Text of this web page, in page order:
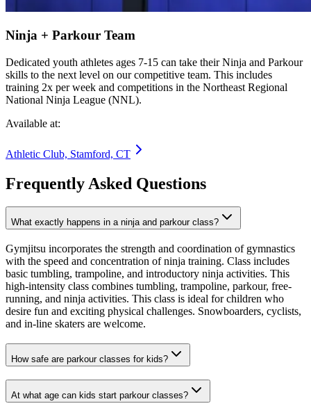
Ninja + Parkour Team​​​​‌ ‍ ​‍​‍‌‍ ‌ ​‍‌‍‍‌‌‍‌ ‌‍‍‌‌‍ ‍​‍​‍​ ‍‍​‍​‍‌ ​ ‌‍​‌‌‍ ‍‌‍‍‌‌ ‌​‌ ‍‌​‍ ‍‌‍‍‌‌‍ ​‍​‍​‍ ​​‍​‍‌‍‍​‌ ​‍‌‍‌‌‌‍‌‍​‍​‍​ ‍‍​‍​‍‌‍‍​‌ ‌​‌ ‌​‌ ​​‌ ​ ​ ‍‍​‍ ​‍ ‌‍​ ‌‍‍​‌‍‌‌‌‍ ​‌ ​ ‌‍‌‌‌‍​‌‌ ​​‌‍‍‌‌‍‌‌‌ ​‍‌ ​ ​‍ ‍‌ ​ ‌‍​‌‌‍ ‍‌‍‍‌‌ ‌​‌ ‍‌​‍ ‍‌ ​ ‌ ‌​‌ ‌‌‌‍‌​‌‍‍‌‌‍ ​‍ ‌‍‍‌‌‍ ‍‌ ‌​‌‍‌‌‌‍ ‍‌ ‌​​‍ ‌‍‌‌‌‍‌​‌‍‍‌‌ ‌​​‍ ‌‍ ‌‌‍ ‌‍‌​‌‍‌‌​ ‌‌ ​​‌ ​‍‌‍‌‌‌ ​ ‌‍‌‌‌‍ ‍‌ ‌​‌‍​‌‌ ‌​‌‍‍‌‌‍ ‌‍ ‍​ ‍ ‌‍‍‌‌‍‌​​ ‌‌‍‌‍‌‍‌‍​ ‌‍‌‍‌‌‌‍‌‍‌‍​‍​ ‌ ​ ‌ ​‍ ‌​ ​ ‌‍​‍​ ‌​​ ​​​‍ ‌​ ‌​‌‍​ ​ ‍‌‌‍​‍​‍ ‌‌‍​‍‌‍‌‌​ ‍​‌‍​‌​‍ ‌​ ‍‌​ ​‍‌‍‌​‌‍​‌​ ​ ​ ​ ‌‍‌‌‌‍​ ‌‍​‌​ ​ ​ ‌‌​ ​‍​ ‍ ‌ ‌​‌ ‍‌‌ ​​‌‍‌‌​ ‌‌ ​​‌‍​‌‌‍‌ ‌‍‌‌​ ‍ ‌ ​​‌‍​‌‌ ‌​‌‍‍​​ ‌‌ ​​‌‍​‌‌‍‌ ‌‍‌‌‌​​‍‌ ‌‌‌‍‍‌‌‍ ​‌‍‌​‌‍‌‌‌ ​‍​‍‌‌​ ‌‌‌​​‍‌‌ ‌‍‍ ‌‍‌‌‌ ‍‌​‍‌‌​ ​ ‌​‌​​‍‌‌​ ​ ‌​‌​​‍‌‌​ ​‍​ ​‍‌‍​ ‌‍‌‌​ ​‍‌‍‌‍‌‍​ ‌‍‌​‌‍​‍​ ​​​ ‍​‌‍​‌‌‍‌‌​ ‌ ​‍‌‌​ ​‍​ ​‍​‍‌‌​ ‌‌‌​‌​​‍ ‍‌‍​ ‌‍​‌‌ ​‍‌‍‌​‌ ​ ​‍‌‌​ ‌‌‌​​‍‌‌ ‌‍‍ ‌‍‌‌‌ ‍‌​‍‌‌​ ​ ‌​‌​​‍‌‌​ ​ ‌​‌​​‍‌‌​ ​‍​ ​‍‌‍‌​‌‍​ ​ ‌‌‌‍​‍​ ​​​ ​​​ ‌‌‌‍​‌​ ‌ ​ ​‍​ ​​​ ‍​​ ​‌​ ‌‍​ ‌ ‌‍​‍​ ‌ ​ ​‌‌‍‌​​ ​‍‌‍​‌‌‍​‌​ ‍‌​ ‍‌‌‍‌​​ ‌ ​ ‌​​ ​​​ ‌‍​ ​ ​ ​​​ ​​​‍‌‌​ ​‍​ ​‍​‍‌‌​ ‌‌‌​‌​​‍ ‍‌‍​ ‌‍​‌‌ ​‍‌‍‌​‌‌‌​‌‍‍‌‌ ‌​‌‍ ​‌‍‌‌​ ‌‍​‍‌‍​‌‌ ​ ‌‍‌‌‌‌‌‌‌ ​‍‌‍ ​​ ‌‌‍‍​‌ ‌​‌ ‌​‌ ​​‌ ​ ​‍‌‌​ ​ ‌​​‌​‍‌‌​ ​‍‌​‌‍​‍‌‌​ ​‍‌​‌‍‌‍​ ‌‍‍​‌‍‌‌‌‍ ​‌ ​ ‌‍‌‌‌‍​‌‌ ​​‌‍‍‌‌‍‌‌‌ ​‍‌ ​ ​‍ ‍‌ ​ ‌‍​‌‌‍ ‍‌‍‍‌‌ ‌​‌ ‍‌​‍ ‍‌ ​ ‌ ‌​‌ ‌‌‌‍‌​‌‍‍‌‌‍ ​‍‌‍‌‍‍‌‌‍‌​​ ‌‌‍‌‍‌‍‌‍​ ‌‍‌‍‌‌‌‍‌‍‌‍​‍​ ‌ ​ ‌ ​‍ ‌​ ​ ‌‍​‍​ ‌​​ ​​​‍ ‌​ ‌​‌‍​ ​ ‍‌‌‍​‍​‍ ‌‌‍​‍‌‍‌‌​ ‍​‌‍​‌​‍ ‌​ ‍‌​ ​‍‌‍‌​‌‍​‌​ ​ ​ ​ ‌‍‌‌‌‍​ ‌‍​‌​ ​ ​ ‌‌​ ​‍​‍‌‍‌ ‌​‌ ‍‌‌ ​​‌‍‌‌​ ‌‌ ​​‌‍​‌‌‍‌ ‌‍‌‌​‍‌‍‌ ​​‌‍​‌‌ ‌​‌‍‍​​ ‌‌ ​​‌‍​‌‌‍‌ ‌‍‌‌‌​​‍‌ ‌‌‌‍‍‌‌‍ ​‌‍‌​‌‍‌‌‌ ​‍​‍‌‌​ ‌‌‌​​‍‌‌ ‌‍‍ ‌‍‌‌‌ ‍‌​‍‌‌​ ​ ‌​‌​​‍‌‌​ ​ ‌​‌​​‍‌‌​ ​‍​ ​‍‌‍​ ‌‍‌‌​ ​‍‌‍‌‍‌‍​ ‌‍‌​‌‍​‍​ ​​​ ‍​‌‍​‌‌‍‌‌​ ‌ ​‍‌‌​ ​‍​ ​‍​‍‌‌​ ‌‌‌​‌​​‍ ‍‌‍​ ‌‍​‌‌ ​‍‌‍‌​‌ ​ ​‍‌‌​ ‌‌‌​​‍‌‌ ‌‍‍ ‌‍‌‌‌ ‍‌​‍‌‌​ ​ ‌​‌​​‍‌‌​ ​ ‌​‌​​‍‌‌​ ​‍​ ​‍‌‍‌​‌‍​ ​ ‌‌‌‍​‍​ ​​​ ​​​ ‌‌‌‍​‌​ ‌ ​ ​‍​ ​​​ ‍​​ ​‌​ ‌‍​ ‌ ‌‍​‍​ ‌ ​ ​‌‌‍‌​​ ​‍‌‍​‌‌‍​‌​ ‍‌​ ‍‌‌‍‌​​ ‌ ​ ‌​​ ​​​ ‌‍​ ​ ​ ​​​ ​​​‍‌‌​ ​‍​ ​‍​‍‌‌​ ‌‌‌​‌​​‍ ‍‌‍​ ‌‍​‌‌ ​‍‌‍‌​‌‌‌​‌‍‍‌‌ ‌​‌‍ ​‌‍‌‌​‍‌‍‌ ​​‌‍‌‌‌ ​‍‌ ​ ‌ ​​‌‍‌‌‌‍​ ‌ ‌​‌‍‍‌‌ ‌‍‌‍‌‌​ ‌‌ ​​‌ ‌‌‌‍​‍‌‍ ​‌‍‍‌‌ ​ ‌‍‍​‌‍‌‌‌‍‌​​‍​‍‌ ‌
Dedicated youth athletes ages 7-15 can take their Ninja and Parkour
skills to the next level on our competitive team. This includes
training 2x per week and competitions in the Northeast Regional
National Ninja League (NNL).​​​​‌ ‍ ​‍​‍‌‍ ‌ ​‍‌‍‍‌‌‍‌ ‌‍‍‌‌‍ ‍​‍​‍​ ‍‍​‍​‍‌ ​ ‌‍​‌‌‍ ‍‌‍‍‌‌ ‌​‌ ‍‌​‍ ‍‌‍‍‌‌‍ ​‍​‍​‍ ​​‍​‍‌‍‍​‌ ​‍‌‍‌‌‌‍‌‍​‍​‍​ ‍‍​‍​‍‌‍‍​‌ ‌​‌ ‌​‌ ​​‌ ​ ​ ‍‍​‍ ​‍ ‌‍​ ‌‍‍​‌‍‌‌‌‍ ​‌ ​ ‌‍‌‌‌‍​‌‌ ​​‌‍‍‌‌‍‌‌‌ ​‍‌ ​ ​‍ ‍‌ ​ ‌‍​‌‌‍ ‍‌‍‍‌‌ ‌​‌ ‍‌​‍ ‍‌ ​ ‌ ‌​‌ ‌‌‌‍‌​‌‍‍‌‌‍ ​‍ ‌‍‍‌‌‍ ‍‌ ‌​‌‍‌‌‌‍ ‍‌ ‌​​‍ ‌‍‌‌‌‍‌​‌‍‍‌‌ ‌​​‍ ‌‍ ‌‌‍ ‌‍‌​‌‍‌‌​ ‌‌ ​​‌ ​‍‌‍‌‌‌ ​ ‌‍‌‌‌‍ ‍‌ ‌​‌‍​‌‌ ‌​‌‍‍‌‌‍ ‌‍ ‍​ ‍ ‌‍‍‌‌‍‌​​ ‌‌‍‌‍‌‍‌‍​ ‌‍‌‍‌‌‌‍‌‍‌‍​‍​ ‌ ​ ‌ ​‍ ‌​ ​ ‌‍​‍​ ‌​​ ​​​‍ ‌​ ‌​‌‍​ ​ ‍‌‌‍​‍​‍ ‌‌‍​‍‌‍‌‌​ ‍​‌‍​‌​‍ ‌​ ‍‌​ ​‍‌‍‌​‌‍​‌​ ​ ​ ​ ‌‍‌‌‌‍​ ‌‍​‌​ ​ ​ ‌‌​ ​‍​ ‍ ‌ ‌​‌ ‍‌‌ ​​‌‍‌‌​ ‌‌ ​​‌‍​‌‌‍‌ ‌‍‌‌​ ‍ ‌ ​​‌‍​‌‌ ‌​‌‍‍​​ ‌‌ ​​‌‍​‌‌‍‌ ‌‍‌‌‌​​‍‌ ‌‌‌‍‍‌‌‍ ​‌‍‌​‌‍‌‌‌ ​‍​‍‌‌​ ‌‌‌​​‍‌‌ ‌‍‍ ‌‍‌‌‌ ‍‌​‍‌‌​ ​ ‌​‌​​‍‌‌​ ​ ‌​‌​​‍‌‌​ ​‍​ ​‍‌‍​ ‌‍‌‌​ ​‍‌‍‌‍‌‍​ ‌‍‌​‌‍​‍​ ​​​ ‍​‌‍​‌‌‍‌‌​ ‌ ​‍‌‌​ ​‍​ ​‍​‍‌‌​ ‌‌‌​‌​​‍ ‍‌‍​ ‌‍​‌‌ ​‍‌‍‌​‌ ​ ​‍‌‌​ ‌‌‌​​‍‌‌ ‌‍‍ ‌‍‌‌‌ ‍‌​‍‌‌​ ​ ‌​‌​​‍‌‌​ ​ ‌​‌​​‍‌‌​ ​‍​ ​‍‌‍‌​‌‍​ ​ ‌‌‌‍​‍​ ​​​ ​​​ ‌‌‌‍​‌​ ‌ ​ ​‍​ ​​​ ‍​​ ​‌​ ‌‍​ ‌ ‌‍​‍​ ‌ ​ ​‌‌‍‌​​ ​‍‌‍​‌‌‍​‌​ ‍‌​ ‍‌‌‍‌​​ ‌ ​ ‌​​ ​​​ ‌‍​ ​ ​ ​​​ ​​​‍‌‌​ ​‍​ ​‍​‍‌‌​ ‌‌‌​‌​​‍ ‍‌‍​ ‌‍​‌‌ ​‍‌‍‌​‌​‌​‌‍‌‌‌ ​ ‌‍​ ‌ ​‍‌‍‍‌‌ ​​‌ ‌​‌‍‍‌‌‍ ‌‍ ‍​ ‌‍​‍‌‍​‌‌ ​ ‌‍‌‌‌‌‌‌‌ ​‍‌‍ ​​ ‌‌‍‍​‌ ‌​‌ ‌​‌ ​​‌ ​ ​‍‌‌​ ​ ‌​​‌​‍‌‌​ ​‍‌​‌‍​‍‌‌​ ​‍‌​‌‍‌‍​ ‌‍‍​‌‍‌‌‌‍ ​‌ ​ ‌‍‌‌‌‍​‌‌ ​​‌‍‍‌‌‍‌‌‌ ​‍‌ ​ ​‍ ‍‌ ​ ‌‍​‌‌‍ ‍‌‍‍‌‌ ‌​‌ ‍‌​‍ ‍‌ ​ ‌ ‌​‌ ‌‌‌‍‌​‌‍‍‌‌‍ ​‍‌‍‌‍‍‌‌‍‌​​ ‌‌‍‌‍‌‍‌‍​ ‌‍‌‍‌‌‌‍‌‍‌‍​‍​ ‌ ​ ‌ ​‍ ‌​ ​ ‌‍​‍​ ‌​​ ​​​‍ ‌​ ‌​‌‍​ ​ ‍‌‌‍​‍​‍ ‌‌‍​‍‌‍‌‌​ ‍​‌‍​‌​‍ ‌​ ‍‌​ ​‍‌‍‌​‌‍​‌​ ​ ​ ​ ‌‍‌‌‌‍​ ‌‍​‌​ ​ ​ ‌‌​ ​‍​‍‌‍‌ ‌​‌ ‍‌‌ ​​‌‍‌‌​ ‌‌ ​​‌‍​‌‌‍‌ ‌‍‌‌​‍‌‍‌ ​​‌‍​‌‌ ‌​‌‍‍​​ ‌‌ ​​‌‍​‌‌‍‌ ‌‍‌‌‌​​‍‌ ‌‌‌‍‍‌‌‍ ​‌‍‌​‌‍‌‌‌ ​‍​‍‌‌​ ‌‌‌​​‍‌‌ ‌‍‍ ‌‍‌‌‌ ‍‌​‍‌‌​ ​ ‌​‌​​‍‌‌​ ​ ‌​‌​​‍‌‌​ ​‍​ ​‍‌‍​ ‌‍‌‌​ ​‍‌‍‌‍‌‍​ ‌‍‌​‌‍​‍​ ​​​ ‍​‌‍​‌‌‍‌‌​ ‌ ​‍‌‌​ ​‍​ ​‍​‍‌‌​ ‌‌‌​‌​​‍ ‍‌‍​ ‌‍​‌‌ ​‍‌‍‌​‌ ​ ​‍‌‌​ ‌‌‌​​‍‌‌ ‌‍‍ ‌‍‌‌‌ ‍‌​‍‌‌​ ​ ‌​‌​​‍‌‌​ ​ ‌​‌​​‍‌‌​ ​‍​ ​‍‌‍‌​‌‍​ ​ ‌‌‌‍​‍​ ​​​ ​​​ ‌‌‌‍​‌​ ‌ ​ ​‍​ ​​​ ‍​​ ​‌​ ‌‍​ ‌ ‌‍​‍​ ‌ ​ ​‌‌‍‌​​ ​‍‌‍​‌‌‍​‌​ ‍‌​ ‍‌‌‍‌​​ ‌ ​ ‌​​ ​​​ ‌‍​ ​ ​ ​​​ ​​​‍‌‌​ ​‍​ ​‍​‍‌‌​ ‌‌‌​‌​​‍ ‍‌‍​ ‌‍​‌‌ ​‍‌‍‌​‌​‌​‌‍‌‌‌ ​ ‌‍​ ‌ ​‍‌‍‍‌‌ ​​‌ ‌​‌‍‍‌‌‍ ‌‍ ‍​‍‌‍‌ ​​‌‍‌‌‌ ​‍‌ ​ ‌ ​​‌‍‌‌‌‍​ ‌ ‌​‌‍‍‌‌ ‌‍‌‍‌‌​ ‌‌ ​​‌ ‌‌‌‍​‍‌‍ ​‌‍‍‌‌ ​ ‌‍‍​‌‍‌‌‌‍‌​​‍​‍‌ ‌
Available at:​​​​‌ ‍ ​‍​‍‌‍ ‌ ​‍‌‍‍‌‌‍‌ ‌‍‍‌‌‍ ‍​‍​‍​ ‍‍​‍​‍‌ ​ ‌‍​‌‌‍ ‍‌‍‍‌‌ ‌​‌ ‍‌​‍ ‍‌‍‍‌‌‍ ​‍​‍​‍ ​​‍​‍‌‍‍​‌ ​‍‌‍‌‌‌‍‌‍​‍​‍​ ‍‍​‍​‍‌‍‍​‌ ‌​‌ ‌​‌ ​​‌ ​ ​ ‍‍​‍ ​‍ ‌‍​ ‌‍‍​‌‍‌‌‌‍ ​‌ ​ ‌‍‌‌‌‍​‌‌ ​​‌‍‍‌‌‍‌‌‌ ​‍‌ ​ ​‍ ‍‌ ​ ‌‍​‌‌‍ ‍‌‍‍‌‌ ‌​‌ ‍‌​‍ ‍‌ ​ ‌ ‌​‌ ‌‌‌‍‌​‌‍‍‌‌‍ ​‍ ‌‍‍‌‌‍ ‍‌ ‌​‌‍‌‌‌‍ ‍‌ ‌​​‍ ‌‍‌‌‌‍‌​‌‍‍‌‌ ‌​​‍ ‌‍ ‌‌‍ ‌‍‌​‌‍‌‌​ ‌‌ ​​‌ ​‍‌‍‌‌‌ ​ ‌‍‌‌‌‍ ‍‌ ‌​‌‍​‌‌ ‌​‌‍‍‌‌‍ ‌‍ ‍​ ‍ ‌‍‍‌‌‍‌​​ ‌‌‍‌‍‌‍‌‍​ ‌‍‌‍‌‌‌‍‌‍‌‍​‍​ ‌ ​ ‌ ​‍ ‌​ ​ ‌‍​‍​ ‌​​ ​​​‍ ‌​ ‌​‌‍​ ​ ‍‌‌‍​‍​‍ ‌‌‍​‍‌‍‌‌​ ‍​‌‍​‌​‍ ‌​ ‍‌​ ​‍‌‍‌​‌‍​‌​ ​ ​ ​ ‌‍‌‌‌‍​ ‌‍​‌​ ​ ​ ‌‌​ ​‍​ ‍ ‌ ‌​‌ ‍‌‌ ​​‌‍‌‌​ ‌‌ ​​‌‍​‌‌‍‌ ‌‍‌‌​ ‍ ‌ ​​‌‍​‌‌ ‌​‌‍‍​​ ‌‌ ​​‌‍​‌‌‍‌ ‌‍‌‌‌​​‍‌ ‌‌‌‍‍‌‌‍ ​‌‍‌​‌‍‌‌‌ ​‍​‍‌‌​ ‌‌‌​​‍‌‌ ‌‍‍ ‌‍‌‌‌ ‍‌​‍‌‌​ ​ ‌​‌​​‍‌‌​ ​ ‌​‌​​‍‌‌​ ​‍​ ​‍‌‍​ ‌‍‌‌​ ​‍‌‍‌‍‌‍​ ‌‍‌​‌‍​‍​ ​​​ ‍​‌‍​‌‌‍‌‌​ ‌ ​‍‌‌​ ​‍​ ​‍​‍‌‌​ ‌‌‌​‌​​‍ ‍‌‍​ ‌‍​‌‌ ​‍‌‍‌​‌ ​ ​‍‌‌​ ‌‌‌​​‍‌‌ ‌‍‍ ‌‍‌‌‌ ‍‌​‍‌‌​ ​ ‌​‌​​‍‌‌​ ​ ‌​‌​​‍‌‌​ ​‍​ ​‍‌‍‌​‌‍​ ​ ‌‌‌‍​‍​ ​​​ ​​​ ‌‌‌‍​‌​ ‌ ​ ​‍​ ​​​ ‍​​ ​‌​ ‌‍​ ‌ ‌‍​‍​ ‌ ​ ​‌‌‍‌​​ ​‍‌‍​‌‌‍​‌​ ‍‌​ ‍‌‌‍‌​​ ‌ ​ ‌​​ ​​​ ‌‍​ ​ ​ ​​​ ​​​‍‌‌​ ​‍​ ​‍​‍‌‌​ ‌‌‌​‌​​‍ ‍‌ ​ ‌ ‌‌‌‍​‍‌ ‌​‌‍‍‌‌ ‌​‌‍ ​‌‍‌‌​ ‌‍​‍‌‍​‌‌ ​ ‌‍‌‌‌‌‌‌‌ ​‍‌‍ ​​ ‌‌‍‍​‌ ‌​‌ ‌​‌ ​​‌ ​ ​‍‌‌​ ​ ‌​​‌​‍‌‌​ ​‍‌​‌‍​‍‌‌​ ​‍‌​‌‍‌‍​ ‌‍‍​‌‍‌‌‌‍ ​‌ ​ ‌‍‌‌‌‍​‌‌ ​​‌‍‍‌‌‍‌‌‌ ​‍‌ ​ ​‍ ‍‌ ​ ‌‍​‌‌‍ ‍‌‍‍‌‌ ‌​‌ ‍‌​‍ ‍‌ ​ ‌ ‌​‌ ‌‌‌‍‌​‌‍‍‌‌‍ ​‍‌‍‌‍‍‌‌‍‌​​ ‌‌‍‌‍‌‍‌‍​ ‌‍‌‍‌‌‌‍‌‍‌‍​‍​ ‌ ​ ‌ ​‍ ‌​ ​ ‌‍​‍​ ‌​​ ​​​‍ ‌​ ‌​‌‍​ ​ ‍‌‌‍​‍​‍ ‌‌‍​‍‌‍‌‌​ ‍​‌‍​‌​‍ ‌​ ‍‌​ ​‍‌‍‌​‌‍​‌​ ​ ​ ​ ‌‍‌‌‌‍​ ‌‍​‌​ ​ ​ ‌‌​ ​‍​‍‌‍‌ ‌​‌ ‍‌‌ ​​‌‍‌‌​ ‌‌ ​​‌‍​‌‌‍‌ ‌‍‌‌​‍‌‍‌ ​​‌‍​‌‌ ‌​‌‍‍​​ ‌‌ ​​‌‍​‌‌‍‌ ‌‍‌‌‌​​‍‌ ‌‌‌‍‍‌‌‍ ​‌‍‌​‌‍‌‌‌ ​‍​‍‌‌​ ‌‌‌​​‍‌‌ ‌‍‍ ‌‍‌‌‌ ‍‌​‍‌‌​ ​ ‌​‌​​‍‌‌​ ​ ‌​‌​​‍‌‌​ ​‍​ ​‍‌‍​ ‌‍‌‌​ ​‍‌‍‌‍‌‍​ ‌‍‌​‌‍​‍​ ​​​ ‍​‌‍​‌‌‍‌‌​ ‌ ​‍‌‌​ ​‍​ ​‍​‍‌‌​ ‌‌‌​‌​​‍ ‍‌‍​ ‌‍​‌‌ ​‍‌‍‌​‌ ​ ​‍‌‌​ ‌‌‌​​‍‌‌ ‌‍‍ ‌‍‌‌‌ ‍‌​‍‌‌​ ​ ‌​‌​​‍‌‌​ ​ ‌​‌​​‍‌‌​ ​‍​ ​‍‌‍‌​‌‍​ ​ ‌‌‌‍​‍​ ​​​ ​​​ ‌‌‌‍​‌​ ‌ ​ ​‍​ ​​​ ‍​​ ​‌​ ‌‍​ ‌ ‌‍​‍​ ‌ ​ ​‌‌‍‌​​ ​‍‌‍​‌‌‍​‌​ ‍‌​ ‍‌‌‍‌​​ ‌ ​ ‌​​ ​​​ ‌‍​ ​ ​ ​​​ ​​​‍‌‌​ ​‍​ ​‍​‍‌‌​ ‌‌‌​‌​​‍ ‍‌ ​ ‌ ‌‌‌‍​‍‌ ‌​‌‍‍‌‌ ‌​‌‍ ​‌‍‌‌​‍‌‍‌ ​​‌‍‌‌‌ ​‍‌ ​ ‌ ​​‌‍‌‌‌‍​ ‌ ‌​‌‍‍‌‌ ‌‍‌‍‌‌​ ‌‌ ​​‌ ‌‌‌‍​‍‌‍ ​‌‍‍‌‌ ​ ‌‍‍​‌‍‌‌‌‍‌​​‍​‍‌ ‌
Athletic Club, Stamford, CT​​​​‌ ‍ ​‍​‍‌‍ ‌ ​‍‌‍‍‌‌‍‌ ‌‍‍‌‌‍ ‍​‍​‍​ ‍‍​‍​‍‌ ​ ‌‍​‌‌‍ ‍‌‍‍‌‌ ‌​‌ ‍‌​‍ ‍‌‍‍‌‌‍ ​‍​‍​‍ ​​‍​‍‌‍‍​‌ ​‍‌‍‌‌‌‍‌‍​‍​‍​ ‍‍​‍​‍‌‍‍​‌ ‌​‌ ‌​‌ ​​‌ ​ ​ ‍‍​‍ ​‍ ‌‍​ ‌‍‍​‌‍‌‌‌‍ ​‌ ​ ‌‍‌‌‌‍​‌‌ ​​‌‍‍‌‌‍‌‌‌ ​‍‌ ​ ​‍ ‍‌ ​ ‌‍​‌‌‍ ‍‌‍‍‌‌ ‌​‌ ‍‌​‍ ‍‌ ​ ‌ ‌​‌ ‌‌‌‍‌​‌‍‍‌‌‍ ​‍ ‌‍‍‌‌‍ ‍‌ ‌​‌‍‌‌‌‍ ‍‌ ‌​​‍ ‌‍‌‌‌‍‌​‌‍‍‌‌ ‌​​‍ ‌‍ ‌‌‍ ‌‍‌​‌‍‌‌​ ‌‌ ​​‌ ​‍‌‍‌‌‌ ​ ‌‍‌‌‌‍ ‍‌ ‌​‌‍​‌‌ ‌​‌‍‍‌‌‍ ‌‍ ‍​ ‍ ‌‍‍‌‌‍‌​​ ‌‌‍‌‍‌‍‌‍​ ‌‍‌‍‌‌‌‍‌‍‌‍​‍​ ‌ ​ ‌ ​‍ ‌​ ​ ‌‍​‍​ ‌​​ ​​​‍ ‌​ ‌​‌‍​ ​ ‍‌‌‍​‍​‍ ‌‌‍​‍‌‍‌‌​ ‍​‌‍​‌​‍ ‌​ ‍‌​ ​‍‌‍‌​‌‍​‌​ ​ ​ ​ ‌‍‌‌‌‍​ ‌‍​‌​ ​ ​ ‌‌​ ​‍​ ‍ ‌ ‌​‌ ‍‌‌ ​​‌‍‌‌​ ‌‌ ​​‌‍​‌‌‍‌ ‌‍‌‌​ ‍ ‌ ​​‌‍​‌‌ ‌​‌‍‍​​ ‌‌ ​​‌‍​‌‌‍‌ ‌‍‌‌‌​​‍‌ ‌‌‌‍‍‌‌‍ ​‌‍‌​‌‍‌‌‌ ​‍​‍‌‌​ ‌‌‌​​‍‌‌ ‌‍‍ ‌‍‌‌‌ ‍‌​‍‌‌​ ​ ‌​‌​​‍‌‌​ ​ ‌​‌​​‍‌‌​ ​‍​ ​‍‌‍​ ‌‍‌‌​ ​‍‌‍‌‍‌‍​ ‌‍‌​‌‍​‍​ ​​​ ‍​‌‍​‌‌‍‌‌​ ‌ ​‍‌‌​ ​‍​ ​‍​‍‌‌​ ‌‌‌​‌​​‍ ‍‌‍​ ‌‍​‌‌ ​‍‌‍‌​‌ ​ ​‍‌‌​ ‌‌‌​​‍‌‌ ‌‍‍ ‌‍‌‌‌ ‍‌​‍‌‌​ ​ ‌​‌​​‍‌‌​ ​ ‌​‌​​‍‌‌​ ​‍​ ​‍‌‍‌​‌‍​ ​ ‌‌‌‍​‍​ ​​​ ​​​ ‌‌‌‍​‌​ ‌ ​ ​‍​ ​​​ ‍​​ ​‌​ ‌‍​ ‌ ‌‍​‍​ ‌ ​ ​‌‌‍‌​​ ​‍‌‍​‌‌‍​‌​ ‍‌​ ‍‌‌‍‌​​ ‌ ​ ‌​​ ​​​ ‌‍​ ​ ​ ​​​ ​​​‍‌‌​ ​‍​ ​‍​‍‌‌​ ‌‌‌​‌​​‍ ‍‌‍​‍‌ ‌‌‌ ‌​‌ ‌​‌‍ ‌‍ ‍‌ ​ ​‍‌‌​ ‌‌‌​​‍‌‌ ‌‍‍ ‌‍‌‌‌ ‍‌​‍‌‌​ ​ ‌​‌​​‍‌‌​ ​ ‌​‌​​‍‌‌​ ​‍​ ​‍‌‍‌​‌‍​‍​ ​‌‌‍‌‍​ ‌‍‌‍​‌​ ‍‌​ ​ ‌‍​‌‌‍​ ​ ​‍​ ‌‌​ ​‍‌‍‌‌​ ​ ‌‍​‌​ ​​​ ‌‌‌‍​ ​ ​​​ ​ ​ ‍‌‌‍‌‌​ ​ ​ ‌‍‌‍​ ‌‍‌‌​ ​​‌‍‌‍​ ​​‌‍​‌‌‍‌‌​‍‌‌​ ​‍​ ​‍​‍‌‌​ ‌‌‌​‌​​‍ ‍‌ ‌​‌‍‌‌‌ ‍​‌ ‌​​ ‌‍​‍‌‍​‌‌ ​ ‌‍‌‌‌‌‌‌‌ ​‍‌‍ ​​ ‌‌‍‍​‌ ‌​‌ ‌​‌ ​​‌ ​ ​‍‌‌​ ​ ‌​​‌​‍‌‌​ ​‍‌​‌‍​‍‌‌​ ​‍‌​‌‍‌‍​ ‌‍‍​‌‍‌‌‌‍ ​‌ ​ ‌‍‌‌‌‍​‌‌ ​​‌‍‍‌‌‍‌‌‌ ​‍‌ ​ ​‍ ‍‌ ​ ‌‍​‌‌‍ ‍‌‍‍‌‌ ‌​‌ ‍‌​‍ ‍‌ ​ ‌ ‌​‌ ‌‌‌‍‌​‌‍‍‌‌‍ ​‍‌‍‌‍‍‌‌‍‌​​ ‌‌‍‌‍‌‍‌‍​ ‌‍‌‍‌‌‌‍‌‍‌‍​‍​ ‌ ​ ‌ ​‍ ‌​ ​ ‌‍​‍​ ‌​​ ​​​‍ ‌​ ‌​‌‍​ ​ ‍‌‌‍​‍​‍ ‌‌‍​‍‌‍‌‌​ ‍​‌‍​‌​‍ ‌​ ‍‌​ ​‍‌‍‌​‌‍​‌​ ​ ​ ​ ‌‍‌‌‌‍​ ‌‍​‌​ ​ ​ ‌‌​ ​‍​‍‌‍‌ ‌​‌ ‍‌‌ ​​‌‍‌‌​ ‌‌ ​​‌‍​‌‌‍‌ ‌‍‌‌​‍‌‍‌ ​​‌‍​‌‌ ‌​‌‍‍​​ ‌‌ ​​‌‍​‌‌‍‌ ‌‍‌‌‌​​‍‌ ‌‌‌‍‍‌‌‍ ​‌‍‌​‌‍‌‌‌ ​‍​‍‌‌​ ‌‌‌​​‍‌‌ ‌‍‍ ‌‍‌‌‌ ‍‌​‍‌‌​ ​ ‌​‌​​‍‌‌​ ​ ‌​‌​​‍‌‌​ ​‍​ ​‍‌‍​ ‌‍‌‌​ ​‍‌‍‌‍‌‍​ ‌‍‌​‌‍​‍​ ​​​ ‍​‌‍​‌‌‍‌‌​ ‌ ​‍‌‌​ ​‍​ ​‍​‍‌‌​ ‌‌‌​‌​​‍ ‍‌‍​ ‌‍​‌‌ ​‍‌‍‌​‌ ​ ​‍‌‌​ ‌‌‌​​‍‌‌ ‌‍‍ ‌‍‌‌‌ ‍‌​‍‌‌​ ​ ‌​‌​​‍‌‌​ ​ ‌​‌​​‍‌‌​ ​‍​ ​‍‌‍‌​‌‍​ ​ ‌‌‌‍​‍​ ​​​ ​​​ ‌‌‌‍​‌​ ‌ ​ ​‍​ ​​​ ‍​​ ​‌​ ‌‍​ ‌ ‌‍​‍​ ‌ ​ ​‌‌‍‌​​ ​‍‌‍​‌‌‍​‌​ ‍‌​ ‍‌‌‍‌​​ ‌ ​ ‌​​ ​​​ ‌‍​ ​ ​ ​​​ ​​​‍‌‌​ ​‍​ ​‍​‍‌‌​ ‌‌‌​‌​​‍ ‍‌‍​‍‌ ‌‌‌ ‌​‌ ‌​‌‍ ‌‍ ‍‌ ​ ​‍‌‌​ ‌‌‌​​‍‌‌ ‌‍‍ ‌‍‌‌‌ ‍‌​‍‌‌​ ​ ‌​‌​​‍‌‌​ ​ ‌​‌​​‍‌‌​ ​‍​ ​‍‌‍‌​‌‍​‍​ ​‌‌‍‌‍​ ‌‍‌‍​‌​ ‍‌​ ​ ‌‍​‌‌‍​ ​ ​‍​ ‌‌​ ​‍‌‍‌‌​ ​ ‌‍​‌​ ​​​ ‌‌‌‍​ ​ ​​​ ​ ​ ‍‌‌‍‌‌​ ​ ​ ‌‍‌‍​ ‌‍‌‌​ ​​‌‍‌‍​ ​​‌‍​‌‌‍‌‌​‍‌‌​ ​‍​ ​‍​‍‌‌​ ‌‌‌​‌​​‍ ‍‌ ‌​‌‍‌‌‌ ‍​‌ ‌​​‍‌‍‌ ​​‌‍‌‌‌ ​‍‌ ​ ‌ ​​‌‍‌‌‌‍​ ‌ ‌​‌‍‍‌‌ ‌‍‌‍‌‌​ ‌‌ ​​‌ ‌‌‌‍​‍‌‍ ​‌‍‍‌‌ ​ ‌‍‍​‌‍‌‌‌‍‌​​‍​‍‌ ‌
Frequently Asked Questions​​​​‌ ‍ ​‍​‍‌‍ ‌ ​‍‌‍‍‌‌‍‌ ‌‍‍‌‌‍ ‍​‍​‍​ ‍‍​‍​‍‌ ​ ‌‍​‌‌‍ ‍‌‍‍‌‌ ‌​‌ ‍‌​‍ ‍‌‍‍‌‌‍ ​‍​‍​‍ ​​‍​‍‌‍‍​‌ ​‍‌‍‌‌‌‍‌‍​‍​‍​ ‍‍​‍​‍‌‍‍​‌ ‌​‌ ‌​‌ ​​‌ ​ ​ ‍‍​‍ ​‍ ‌‍​ ‌‍‍​‌‍‌‌‌‍ ​‌ ​ ‌‍‌‌‌‍​‌‌ ​​‌‍‍‌‌‍‌‌‌ ​‍‌ ​ ​‍ ‍‌ ​ ‌‍​‌‌‍ ‍‌‍‍‌‌ ‌​‌ ‍‌​‍ ‍‌ ​ ‌ ‌​‌ ‌‌‌‍‌​‌‍‍‌‌‍ ​‍ ‌‍‍‌‌‍ ‍‌ ‌​‌‍‌‌‌‍ ‍‌ ‌​​‍ ‌‍‌‌‌‍‌​‌‍‍‌‌ ‌​​‍ ‌‍ ‌‌‍ ‌‍‌​‌‍‌‌​ ‌‌ ​​‌ ​‍‌‍‌‌‌ ​ ‌‍‌‌‌‍ ‍‌ ‌​‌‍​‌‌ ‌​‌‍‍‌‌‍ ‌‍ ‍​ ‍ ‌‍‍‌‌‍‌​​ ‌‌‍‌‍‌‍‌‍​ ‌‍‌‍‌‌‌‍‌‍‌‍​‍​ ‌ ​ ‌ ​‍ ‌​ ​ ‌‍​‍​ ‌​​ ​​​‍ ‌​ ‌​‌‍​ ​ ‍‌‌‍​‍​‍ ‌‌‍​‍‌‍‌‌​ ‍​‌‍​‌​‍ ‌​ ‍‌​ ​‍‌‍‌​‌‍​‌​ ​ ​ ​ ‌‍‌‌‌‍​ ‌‍​‌​ ​ ​ ‌‌​ ​‍​ ‍ ‌ ‌​‌ ‍‌‌ ​​‌‍‌‌​ ‌‌ ​​‌‍​‌‌‍‌ ‌‍‌‌​ ‍ ‌ ​​‌‍​‌‌ ‌​‌‍‍​​ ‌‌ ​​‌‍​‌‌‍‌ ‌‍‌‌‌​​‍‌ ‌‌‌‍‍‌‌‍ ​‌‍‌​‌‍‌‌‌ ​‍​‍‌‌​ ‌‌‌​​‍‌‌ ‌‍‍ ‌‍‌‌‌ ‍‌​‍‌‌​ ​ ‌​‌​​‍‌‌​ ​ ‌​‌​​‍‌‌​ ​‍​ ​‍​ ​ ‌‍​‌​ ‌​​ ‍‌​ ‍​​ ‍‌​ ​‌​ ‌‍‌‍‌‍‌‍‌​​ ‍​​ ​​​‍‌‌​ ​‍​ ​‍​‍‌‌​ ‌‌‌​‌​​‍ ‍‌ ‌​‌‍‍‌‌ ‌​‌‍ ​‌‍‌‌​ ‌‍​‍‌‍​‌‌ ​ ‌‍‌‌‌‌‌‌‌ ​‍‌‍ ​​ ‌‌‍‍​‌ ‌​‌ ‌​‌ ​​‌ ​ ​‍‌‌​ ​ ‌​​‌​‍‌‌​ ​‍‌​‌‍​‍‌‌​ ​‍‌​‌‍‌‍​ ‌‍‍​‌‍‌‌‌‍ ​‌ ​ ‌‍‌‌‌‍​‌‌ ​​‌‍‍‌‌‍‌‌‌ ​‍‌ ​ ​‍ ‍‌ ​ ‌‍​‌‌‍ ‍‌‍‍‌‌ ‌​‌ ‍‌​‍ ‍‌ ​ ‌ ‌​‌ ‌‌‌‍‌​‌‍‍‌‌‍ ​‍‌‍‌‍‍‌‌‍‌​​ ‌‌‍‌‍‌‍‌‍​ ‌‍‌‍‌‌‌‍‌‍‌‍​‍​ ‌ ​ ‌ ​‍ ‌​ ​ ‌‍​‍​ ‌​​ ​​​‍ ‌​ ‌​‌‍​ ​ ‍‌‌‍​‍​‍ ‌‌‍​‍‌‍‌‌​ ‍​‌‍​‌​‍ ‌​ ‍‌​ ​‍‌‍‌​‌‍​‌​ ​ ​ ​ ‌‍‌‌‌‍​ ‌‍​‌​ ​ ​ ‌‌​ ​‍​‍‌‍‌ ‌​‌ ‍‌‌ ​​‌‍‌‌​ ‌‌ ​​‌‍​‌‌‍‌ ‌‍‌‌​‍‌‍‌ ​​‌‍​‌‌ ‌​‌‍‍​​ ‌‌ ​​‌‍​‌‌‍‌ ‌‍‌‌‌​​‍‌ ‌‌‌‍‍‌‌‍ ​‌‍‌​‌‍‌‌‌ ​‍​‍‌‌​ ‌‌‌​​‍‌‌ ‌‍‍ ‌‍‌‌‌ ‍‌​‍‌‌​ ​ ‌​‌​​‍‌‌​ ​ ‌​‌​​‍‌‌​ ​‍​ ​‍​ ​ ‌‍​‌​ ‌​​ ‍‌​ ‍​​ ‍‌​ ​‌​ ‌‍‌‍‌‍‌‍‌​​ ‍​​ ​​​‍‌‌​ ​‍​ ​‍​‍‌‌​ ‌‌‌​‌​​‍ ‍‌ ‌​‌‍‍‌‌ ‌​‌‍ ​‌‍‌‌​‍‌‍‌ ​​‌‍‌‌‌ ​‍‌ ​ ‌ ​​‌‍‌‌‌‍​ ‌ ‌​‌‍‍‌‌ ‌‍‌‍‌‌​ ‌‌ ​​‌ ‌‌‌‍​‍‌‍ ​‌‍‍‌‌ ​ ‌‍‍​‌‍‌‌‌‍‌​​‍​‍‌ ‌
What exactly happens in a ninja and parkour class?​​​​‌ ‍ ​‍​‍‌‍ ‌ ​‍‌‍‍‌‌‍‌ ‌‍‍‌‌‍ ‍​‍​‍​ ‍‍​‍​‍‌ ​ ‌‍​‌‌‍ ‍‌‍‍‌‌ ‌​‌ ‍‌​‍ ‍‌‍‍‌‌‍ ​‍​‍​‍ ​​‍​‍‌‍‍​‌ ​‍‌‍‌‌‌‍‌‍​‍​‍​ ‍‍​‍​‍‌‍‍​‌ ‌​‌ ‌​‌ ​​‌ ​ ​ ‍‍​‍ ​‍ ‌‍​ ‌‍‍​‌‍‌‌‌‍ ​‌ ​ ‌‍‌‌‌‍​‌‌ ​​‌‍‍‌‌‍‌‌‌ ​‍‌ ​ ​‍ ‍‌ ​ ‌‍​‌‌‍ ‍‌‍‍‌‌ ‌​‌ ‍‌​‍ ‍‌ ​ ‌ ‌​‌ ‌‌‌‍‌​‌‍‍‌‌‍ ​‍ ‌‍‍‌‌‍ ‍‌ ‌​‌‍‌‌‌‍ ‍‌ ‌​​‍ ‌‍‌‌‌‍‌​‌‍‍‌‌ ‌​​‍ ‌‍ ‌‌‍ ‌‍‌​‌‍‌‌​ ‌‌ ​​‌ ​‍‌‍‌‌‌ ​ ‌‍‌‌‌‍ ‍‌ ‌​‌‍​‌‌ ‌​‌‍‍‌‌‍ ‌‍ ‍​ ‍ ‌‍‍‌‌‍‌​​ ‌​ ‌‌​ ‍‌​ ​‍‌‍​‍‌‍‌‍​ ‌​​ ​‌‌‍​ ​‍ ‌‌‍‌‌​ ‌‌​ ‍‌​ ‌‌​‍ ‌​ ‌​​ ‌‌​ ​ ​ ‍​​‍ ‌​ ‍‌​ ‍‌‌‍​ ‌‍​ ​‍ ‌​ ​​‌‍​ ​ ‍‌​ ​ ​ ​‍​ ‍​​ ​​‌‍​ ‌‍​‌​ ​​‌‍‌‌​ ‍‌​ ‍ ‌ ‌​‌ ‍‌‌ ​​‌‍‌‌​ ‌‌‍‌‍‌‍​‌‌ ​‌​ ‍ ‌ ​​‌‍​‌‌ ‌​‌‍‍​​ ‌‌ ‌​‌‍‍‌‌ ‌​‌‍ ​‌‍‌‌​ ‌‍​‍‌‍​‌‌ ​ ‌‍‌‌‌‌‌‌‌ ​‍‌‍ ​​ ‌‌‍‍​‌ ‌​‌ ‌​‌ ​​‌ ​ ​‍‌‌​ ​ ‌​​‌​‍‌‌​ ​‍‌​‌‍​‍‌‌​ ​‍‌​‌‍‌‍​ ‌‍‍​‌‍‌‌‌‍ ​‌ ​ ‌‍‌‌‌‍​‌‌ ​​‌‍‍‌‌‍‌‌‌ ​‍‌ ​ ​‍ ‍‌ ​ ‌‍​‌‌‍ ‍‌‍‍‌‌ ‌​‌ ‍‌​‍ ‍‌ ​ ‌ ‌​‌ ‌‌‌‍‌​‌‍‍‌‌‍ ​‍‌‍‌‍‍‌‌‍‌​​ ‌​ ‌‌​ ‍‌​ ​‍‌‍​‍‌‍‌‍​ ‌​​ ​‌‌‍​ ​‍ ‌‌‍‌‌​ ‌‌​ ‍‌​ ‌‌​‍ ‌​ ‌​​ ‌‌​ ​ ​ ‍​​‍ ‌​ ‍‌​ ‍‌‌‍​ ‌‍​ ​‍ ‌​ ​​‌‍​ ​ ‍‌​ ​ ​ ​‍​ ‍​​ ​​‌‍​ ‌‍​‌​ ​​‌‍‌‌​ ‍‌​‍‌‍‌ ‌​‌ ‍‌‌ ​​‌‍‌‌​ ‌‌‍‌‍‌‍​‌‌ ​‌​‍‌‍‌ ​​‌‍​‌‌ ‌​‌‍‍​​ ‌‌ ‌​‌‍‍‌‌ ‌​‌‍ ​‌‍‌‌​‍‌‍‌ ​​‌‍‌‌‌ ​‍‌ ​ ‌ ​​‌‍‌‌‌‍​ ‌ ‌​‌‍‍‌‌ ‌‍‌‍‌‌​ ‌‌ ​​‌ ‌‌‌‍​‍‌‍ ​‌‍‍‌‌ ​ ‌‍‍​‌‍‌‌‌‍‌​​‍​‍‌ ‌
Gymjitsu incorporates the strength and coordination of gymnastics
with the speed and concentration of ninja training. Class includes
basic tumbling, trampoline, and introductory ninja activities. This
high-intensity class combines tumbling, trampoline, parkour, free-
running, and ninja activities. This class is ideal for children who
desire fun and exciting physical challenges. Snowboarders, cyclists,
and in-line skaters are welcome.​​​​‌ ‍ ​‍​‍‌‍ ‌ ​‍‌‍‍‌‌‍‌ ‌‍‍‌‌‍ ‍​‍​‍​ ‍‍​‍​‍‌ ​ ‌‍​‌‌‍ ‍‌‍‍‌‌ ‌​‌ ‍‌​‍ ‍‌‍‍‌‌‍ ​‍​‍​‍ ​​‍​‍‌‍‍​‌ ​‍‌‍‌‌‌‍‌‍​‍​‍​ ‍‍​‍​‍‌‍‍​‌ ‌​‌ ‌​‌ ​​‌ ​ ​ ‍‍​‍ ​‍ ‌‍​ ‌‍‍​‌‍‌‌‌‍ ​‌ ​ ‌‍‌‌‌‍​‌‌ ​​‌‍‍‌‌‍‌‌‌ ​‍‌ ​ ​‍ ‍‌ ​ ‌‍​‌‌‍ ‍‌‍‍‌‌ ‌​‌ ‍‌​‍ ‍‌ ​ ‌ ‌​‌ ‌‌‌‍‌​‌‍‍‌‌‍ ​‍ ‌‍‍‌‌‍ ‍‌ ‌​‌‍‌‌‌‍ ‍‌ ‌​​‍ ‌‍‌‌‌‍‌​‌‍‍‌‌ ‌​​‍ ‌‍ ‌‌‍ ‌‍‌​‌‍‌‌​ ‌‌ ​​‌ ​‍‌‍‌‌‌ ​ ‌‍‌‌‌‍ ‍‌ ‌​‌‍​‌‌ ‌​‌‍‍‌‌‍ ‌‍ ‍​ ‍ ‌‍‍‌‌‍‌​​ ‌​ ‌‌​ ‍‌​ ​‍‌‍​‍‌‍‌‍​ ‌​​ ​‌‌‍​ ​‍ ‌‌‍‌‌​ ‌‌​ ‍‌​ ‌‌​‍ ‌​ ‌​​ ‌‌​ ​ ​ ‍​​‍ ‌​ ‍‌​ ‍‌‌‍​ ‌‍​ ​‍ ‌​ ​​‌‍​ ​ ‍‌​ ​ ​ ​‍​ ‍​​ ​​‌‍​ ‌‍​‌​ ​​‌‍‌‌​ ‍‌​ ‍ ‌ ‌​‌ ‍‌‌ ​​‌‍‌‌​ ‌‌‍‌‍‌‍​‌‌ ​‌​ ‍ ‌ ​​‌‍​‌‌ ‌​‌‍‍​​ ‌‌ ​‍‌‍‍‌‌‍​ ‌‍‍​‌‌‌​‌‍‌‌‌ ‍​‌ ‌​​‍‌‌​ ‌‌‌​​‍‌‌ ‌‍‍ ‌‍‌‌‌ ‍‌​‍‌‌​ ​ ‌​‌​​‍‌‌​ ​ ‌​‌​​‍‌‌​ ​‍​ ​‍​ ‌​​ ‌‌​ ​​​ ‌​‌‍​‌‌‍​ ‌‍‌‌​ ‌‌​ ‍​​ ‌‌​ ​​​ ‌ ​‍‌‌​ ​‍​ ​‍​‍‌‌​ ‌‌‌​‌​​‍ ‍‌‍​ ‌‍‍​‌‍‍‌‌‍ ​‌‍‌​‌ ​‍‌‍‌‌‌‍ ‍​‍‌‌​ ‌‌‌​​‍‌‌ ‌‍‍ ‌‍‌‌‌ ‍‌​‍‌‌​ ​ ‌​‌​​‍‌‌​ ​ ‌​‌​​‍‌‌​ ​‍​ ​‍​ ‌​​ ​‌​ ​‌​ ​​​ ​‍‌‍​‍​ ​‌​ ‌‍​ ‌ ​ ​‍​ ‍​​ ‌‌​‍‌‌​ ​‍​ ​‍​‍‌‌​ ‌‌‌​‌​​‍ ‍‌ ‌​‌‍‌‌‌ ‍​‌ ‌​​ ‌‍​‍‌‍​‌‌ ​ ‌‍‌‌‌‌‌‌‌ ​‍‌‍ ​​ ‌‌‍‍​‌ ‌​‌ ‌​‌ ​​‌ ​ ​‍‌‌​ ​ ‌​​‌​‍‌‌​ ​‍‌​‌‍​‍‌‌​ ​‍‌​‌‍‌‍​ ‌‍‍​‌‍‌‌‌‍ ​‌ ​ ‌‍‌‌‌‍​‌‌ ​​‌‍‍‌‌‍‌‌‌ ​‍‌ ​ ​‍ ‍‌ ​ ‌‍​‌‌‍ ‍‌‍‍‌‌ ‌​‌ ‍‌​‍ ‍‌ ​ ‌ ‌​‌ ‌‌‌‍‌​‌‍‍‌‌‍ ​‍‌‍‌‍‍‌‌‍‌​​ ‌​ ‌‌​ ‍‌​ ​‍‌‍​‍‌‍‌‍​ ‌​​ ​‌‌‍​ ​‍ ‌‌‍‌‌​ ‌‌​ ‍‌​ ‌‌​‍ ‌​ ‌​​ ‌‌​ ​ ​ ‍​​‍ ‌​ ‍‌​ ‍‌‌‍​ ‌‍​ ​‍ ‌​ ​​‌‍​ ​ ‍‌​ ​ ​ ​‍​ ‍​​ ​​‌‍​ ‌‍​‌​ ​​‌‍‌‌​ ‍‌​‍‌‍‌ ‌​‌ ‍‌‌ ​​‌‍‌‌​ ‌‌‍‌‍‌‍​‌‌ ​‌​‍‌‍‌ ​​‌‍​‌‌ ‌​‌‍‍​​ ‌‌ ​‍‌‍‍‌‌‍​ ‌‍‍​‌‌‌​‌‍‌‌‌ ‍​‌ ‌​​‍‌‌​ ‌‌‌​​‍‌‌ ‌‍‍ ‌‍‌‌‌ ‍‌​‍‌‌​ ​ ‌​‌​​‍‌‌​ ​ ‌​‌​​‍‌‌​ ​‍​ ​‍​ ‌​​ ‌‌​ ​​​ ‌​‌‍​‌‌‍​ ‌‍‌‌​ ‌‌​ ‍​​ ‌‌​ ​​​ ‌ ​‍‌‌​ ​‍​ ​‍​‍‌‌​ ‌‌‌​‌​​‍ ‍‌‍​ ‌‍‍​‌‍‍‌‌‍ ​‌‍‌​‌ ​‍‌‍‌‌‌‍ ‍​‍‌‌​ ‌‌‌​​‍‌‌ ‌‍‍ ‌‍‌‌‌ ‍‌​‍‌‌​ ​ ‌​‌​​‍‌‌​ ​ ‌​‌​​‍‌‌​ ​‍​ ​‍​ ‌​​ ​‌​ ​‌​ ​​​ ​‍‌‍​‍​ ​‌​ ‌‍​ ‌ ​ ​‍​ ‍​​ ‌‌​‍‌‌​ ​‍​ ​‍​‍‌‌​ ‌‌‌​‌​​‍ ‍‌ ‌​‌‍‌‌‌ ‍​‌ ‌​​‍‌‍‌ ​​‌‍‌‌‌ ​‍‌ ​ ‌ ​​‌‍‌‌‌‍​ ‌ ‌​‌‍‍‌‌ ‌‍‌‍‌‌​ ‌‌ ​​‌ ‌‌‌‍​‍‌‍ ​‌‍‍‌‌ ​ ‌‍‍​‌‍‌‌‌‍‌​​‍​‍‌ ‌
How safe are parkour classes for kids?​​​​‌ ‍ ​‍​‍‌‍ ‌ ​‍‌‍‍‌‌‍‌ ‌‍‍‌‌‍ ‍​‍​‍​ ‍‍​‍​‍‌ ​ ‌‍​‌‌‍ ‍‌‍‍‌‌ ‌​‌ ‍‌​‍ ‍‌‍‍‌‌‍ ​‍​‍​‍ ​​‍​‍‌‍‍​‌ ​‍‌‍‌‌‌‍‌‍​‍​‍​ ‍‍​‍​‍‌‍‍​‌ ‌​‌ ‌​‌ ​​‌ ​ ​ ‍‍​‍ ​‍ ‌‍​ ‌‍‍​‌‍‌‌‌‍ ​‌ ​ ‌‍‌‌‌‍​‌‌ ​​‌‍‍‌‌‍‌‌‌ ​‍‌ ​ ​‍ ‍‌ ​ ‌‍​‌‌‍ ‍‌‍‍‌‌ ‌​‌ ‍‌​‍ ‍‌ ​ ‌ ‌​‌ ‌‌‌‍‌​‌‍‍‌‌‍ ​‍ ‌‍‍‌‌‍ ‍‌ ‌​‌‍‌‌‌‍ ‍‌ ‌​​‍ ‌‍‌‌‌‍‌​‌‍‍‌‌ ‌​​‍ ‌‍ ‌‌‍ ‌‍‌​‌‍‌‌​ ‌‌ ​​‌ ​‍‌‍‌‌‌ ​ ‌‍‌‌‌‍ ‍‌ ‌​‌‍​‌‌ ‌​‌‍‍‌‌‍ ‌‍ ‍​ ‍ ‌‍‍‌‌‍‌​​ ‌​ ‌‍‌‍​ ​ ‌‍​ ‌ ‌‍​‍‌‍​‌​ ‌‌​ ​​​‍ ‌​ ​‍​ ‍​​ ​‌​ ‌‍​‍ ‌​ ‌​​ ​ ​ ‌​​ ​‍​‍ ‌‌‍​‍​ ‍‌‌‍‌​​ ‍​​‍ ‌​ ​‌‌‍‌‍​ ‌‍​ ‌‍​ ‌​​ ​‌​ ‍‌​ ‌ ‌‍‌‌​ ​​​ ‍​​ ​‍​ ‍ ‌ ‌​‌ ‍‌‌ ​​‌‍‌‌​ ‌‌‍‌‍‌‍​‌‌ ​‌​ ‍ ‌ ​​‌‍​‌‌ ‌​‌‍‍​​ ‌‌ ‌​‌‍‍‌‌ ‌​‌‍ ​‌‍‌‌​ ‌‍​‍‌‍​‌‌ ​ ‌‍‌‌‌‌‌‌‌ ​‍‌‍ ​​ ‌‌‍‍​‌ ‌​‌ ‌​‌ ​​‌ ​ ​‍‌‌​ ​ ‌​​‌​‍‌‌​ ​‍‌​‌‍​‍‌‌​ ​‍‌​‌‍‌‍​ ‌‍‍​‌‍‌‌‌‍ ​‌ ​ ‌‍‌‌‌‍​‌‌ ​​‌‍‍‌‌‍‌‌‌ ​‍‌ ​ ​‍ ‍‌ ​ ‌‍​‌‌‍ ‍‌‍‍‌‌ ‌​‌ ‍‌​‍ ‍‌ ​ ‌ ‌​‌ ‌‌‌‍‌​‌‍‍‌‌‍ ​‍‌‍‌‍‍‌‌‍‌​​ ‌​ ‌‍‌‍​ ​ ‌‍​ ‌ ‌‍​‍‌‍​‌​ ‌‌​ ​​​‍ ‌​ ​‍​ ‍​​ ​‌​ ‌‍​‍ ‌​ ‌​​ ​ ​ ‌​​ ​‍​‍ ‌‌‍​‍​ ‍‌‌‍‌​​ ‍​​‍ ‌​ ​‌‌‍‌‍​ ‌‍​ ‌‍​ ‌​​ ​‌​ ‍‌​ ‌ ‌‍‌‌​ ​​​ ‍​​ ​‍​‍‌‍‌ ‌​‌ ‍‌‌ ​​‌‍‌‌​ ‌‌‍‌‍‌‍​‌‌ ​‌​‍‌‍‌ ​​‌‍​‌‌ ‌​‌‍‍​​ ‌‌ ‌​‌‍‍‌‌ ‌​‌‍ ​‌‍‌‌​‍‌‍‌ ​​‌‍‌‌‌ ​‍‌ ​ ‌ ​​‌‍‌‌‌‍​ ‌ ‌​‌‍‍‌‌ ‌‍‌‍‌‌​ ‌‌ ​​‌ ‌‌‌‍​‍‌‍ ​‌‍‍‌‌ ​ ‌‍‍​‌‍‌‌‌‍‌​​‍​‍‌ ‌
At what age can kids start parkour classes?​​​​‌ ‍ ​‍​‍‌‍ ‌ ​‍‌‍‍‌‌‍‌ ‌‍‍‌‌‍ ‍​‍​‍​ ‍‍​‍​‍‌ ​ ‌‍​‌‌‍ ‍‌‍‍‌‌ ‌​‌ ‍‌​‍ ‍‌‍‍‌‌‍ ​‍​‍​‍ ​​‍​‍‌‍‍​‌ ​‍‌‍‌‌‌‍‌‍​‍​‍​ ‍‍​‍​‍‌‍‍​‌ ‌​‌ ‌​‌ ​​‌ ​ ​ ‍‍​‍ ​‍ ‌‍​ ‌‍‍​‌‍‌‌‌‍ ​‌ ​ ‌‍‌‌‌‍​‌‌ ​​‌‍‍‌‌‍‌‌‌ ​‍‌ ​ ​‍ ‍‌ ​ ‌‍​‌‌‍ ‍‌‍‍‌‌ ‌​‌ ‍‌​‍ ‍‌ ​ ‌ ‌​‌ ‌‌‌‍‌​‌‍‍‌‌‍ ​‍ ‌‍‍‌‌‍ ‍‌ ‌​‌‍‌‌‌‍ ‍‌ ‌​​‍ ‌‍‌‌‌‍‌​‌‍‍‌‌ ‌​​‍ ‌‍ ‌‌‍ ‌‍‌​‌‍‌‌​ ‌‌ ​​‌ ​‍‌‍‌‌‌ ​ ‌‍‌‌‌‍ ‍‌ ‌​‌‍​‌‌ ‌​‌‍‍‌‌‍ ‌‍ ‍​ ‍ ‌‍‍‌‌‍‌​​ ‌​ ‍​​ ‍​​ ‌​​ ‌‍​ ​‍‌‍​ ‌‍​‌‌‍‌​​‍ ‌​ ‍​​ ‌‌​ ‌​‌‍‌‍​‍ ‌​ ‌​‌‍​‍‌‍‌‌​ ​‍​‍ ‌‌‍​‌‌‍​‍‌‍​‍‌‍‌‍​‍ ‌​ ‍‌​ ​​​ ‌‍​ ​‍‌‍‌‍​ ​​​ ‌‌‌‍​‍​ ​ ​ ‌‍‌‍‌‍‌‍‌​​ ‍ ‌ ‌​‌ ‍‌‌ ​​‌‍‌‌​ ‌‌‍‌‍‌‍​‌‌ ​‌​ ‍ ‌ ​​‌‍​‌‌ ‌​‌‍‍​​ ‌‌ ‌​‌‍‍‌‌ ‌​‌‍ ​‌‍‌‌​ ‌‍​‍‌‍​‌‌ ​ ‌‍‌‌‌‌‌‌‌ ​‍‌‍ ​​ ‌‌‍‍​‌ ‌​‌ ‌​‌ ​​‌ ​ ​‍‌‌​ ​ ‌​​‌​‍‌‌​ ​‍‌​‌‍​‍‌‌​ ​‍‌​‌‍‌‍​ ‌‍‍​‌‍‌‌‌‍ ​‌ ​ ‌‍‌‌‌‍​‌‌ ​​‌‍‍‌‌‍‌‌‌ ​‍‌ ​ ​‍ ‍‌ ​ ‌‍​‌‌‍ ‍‌‍‍‌‌ ‌​‌ ‍‌​‍ ‍‌ ​ ‌ ‌​‌ ‌‌‌‍‌​‌‍‍‌‌‍ ​‍‌‍‌‍‍‌‌‍‌​​ ‌​ ‍​​ ‍​​ ‌​​ ‌‍​ ​‍‌‍​ ‌‍​‌‌‍‌​​‍ ‌​ ‍​​ ‌‌​ ‌​‌‍‌‍​‍ ‌​ ‌​‌‍​‍‌‍‌‌​ ​‍​‍ ‌‌‍​‌‌‍​‍‌‍​‍‌‍‌‍​‍ ‌​ ‍‌​ ​​​ ‌‍​ ​‍‌‍‌‍​ ​​​ ‌‌‌‍​‍​ ​ ​ ‌‍‌‍‌‍‌‍‌​​‍‌‍‌ ‌​‌ ‍‌‌ ​​‌‍‌‌​ ‌‌‍‌‍‌‍​‌‌ ​‌​‍‌‍‌ ​​‌‍​‌‌ ‌​‌‍‍​​ ‌‌ ‌​‌‍‍‌‌ ‌​‌‍ ​‌‍‌‌​‍‌‍‌ ​​‌‍‌‌‌ ​‍‌ ​ ‌ ​​‌‍‌‌‌‍​ ‌ ‌​‌‍‍‌‌ ‌‍‌‍‌‌​ ‌‌ ​​‌ ‌‌‌‍​‍‌‍ ​‌‍‍‌‌ ​ ‌‍‍​‌‍‌‌‌‍‌​​‍​‍‌ ‌